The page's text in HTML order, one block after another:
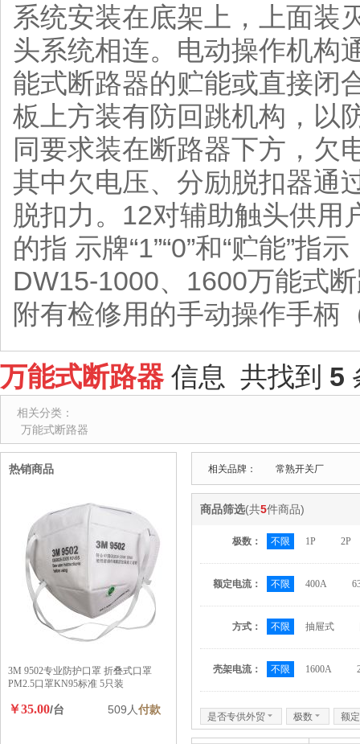
系统安装在底架上，上面装
头系统相连。电动操作机构
能式断路器的贮能或直接闭
板上方装有防回跳机构，以
同要求装在断路器下方，欠
其中欠电压、分励脱扣器通
脱扣力。12对辅助触头供用
的指 示牌“1”“0”和“贮能”指
DW15-1000、1600万能式
附有检修用的手动操作手柄
万能式断路器信息 共找到 5
相关分类：
万能式断路器
相关品牌： 常熟开关厂
商品筛选(共5件商品)
极数： 不限 1P 2P
额定电流： 不限 400A
方式： 不限 抽屉式
壳架电流： 不限 1600A
是否专供外贸 6 极数 6 额
热销商品
3M 9502专业防护口罩 折叠式口罩
PM2.5口罩KN95标准 5只装
￥35.00/台 509人付款